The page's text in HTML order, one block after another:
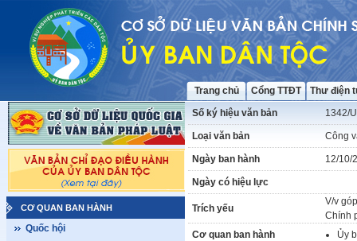
Trang chủ Cổng TTĐT Thư điện
CƠ QUAN BAN HÀNH
Quốc hội
Số ký hiệu văn bản 1342/
Loại văn bản Công
Ngày ban hành 12/10/
Ngày có hiệu lực
Trích yếu
V/v
Chính
Cơ quan ban hành
Ủy